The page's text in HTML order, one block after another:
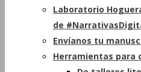
Laboratorio
de
Envíanos tu
Herramientas para